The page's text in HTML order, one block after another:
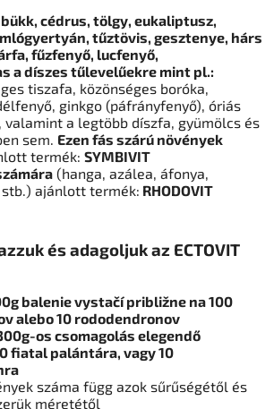
cédrus, tölgy, eukaliptusz,
tűztövis, gesztenye, hárs
fűzfenyő, lucfenyő,
a díszes tűlevelűekre mint pl.:
tiszafa, közönséges boróka,
ginkgo (páfrányfenyő), óriás
valamint a legtöbb díszfa, gyümölcs és
sem. Ezen fás szárú növények
termék: SYMBIVIT
(hanga, azálea, áfonya,
ajánlott termék: RHODOVIT
és adagoljuk az ECTOVIT
balenie vystačí približne na 100
alebo 10 rododendronov
os csomagolás elegendő
fiatal palántára, vagy 10
száma függ azok sűrűségétől és
méretétől